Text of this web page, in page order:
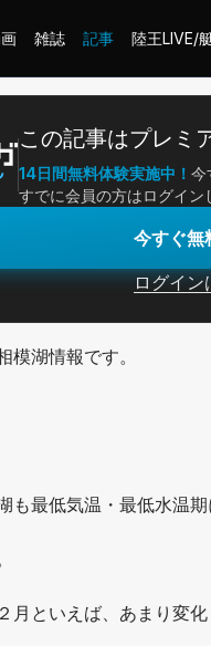
雑誌 記事 陸王LIVE/
この記事はプレミ
14日間無料体験実施中！ 今
すでに会員の方はログイン
今すぐ無
ログイン
春へ】
模湖情報です。
も最低気温・最低水温期
月といえば、あまり変